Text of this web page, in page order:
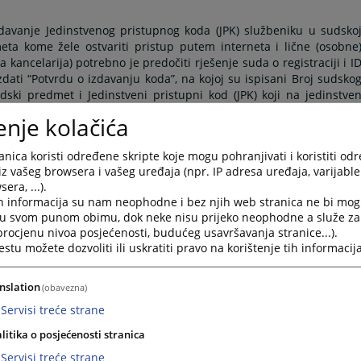
Jedinstvenog pristupnog koda (JPK) službeniku u sudskoj
kome žele ostvariti pristup putem interneta i lične (osobne)
kancelarija) potrebno je predočiti rješenje suda o registraciji i ID
“Potvrdu o izdavanju koda”, na kojoj su ispisani Broj sudskog
predmet i Jedinstveni pristupni kod (JPK) koji na jedinstven
u postupku imaju mogućnost da uz podnošenje podnesaka
dostavljati posredstvom pošte uz obavezno lično uručenje.
a koji će im biti dostavljen putem pošte prethodno moraju ručno
pošte.
desno. Za dobijanje JPK-a prethodno ćete se morati obratiti
njene uplate.
servisa će moći ostvariti pregled podataka o sudskom predmetu
www.pravosudje.ba/predmeti.
kolačića
koristi određene skripte koje mogu pohranjivati i koristiti
vašeg browsera i vašeg uređaja (npr. IP adresa uređaja,
...).
informacija su nam neophodne i bez njih web stranica ne bi
svom punom obimu, dok neke nisu prijeko neophodne a služe
nivoa posjećenosti, budućeg usavršavanja stranice...).
možete dozvoliti ili uskratiti pravo na korištenje tih
(obavezna)
Servisi treće strane
o posjećenosti stranica
Servisi treće strane